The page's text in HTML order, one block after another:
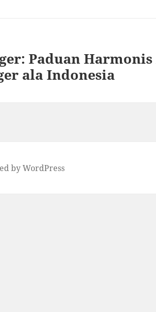
Paduan
ala Indonesia
by WordPress